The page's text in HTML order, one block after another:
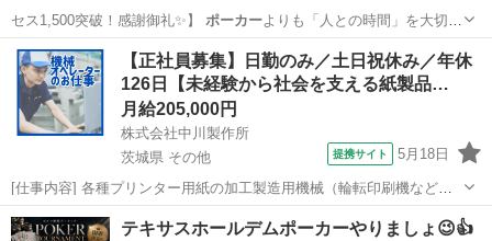
セス1,500突破！感謝御礼✨】 ポーカーよりも「人との時間」を大切に
する、初…
福島 福島市 福島駅 ゲーム/アプリ ポーカー
【正社員募集】日勤のみ／土日祝休み／年休
126日【未経験から社会を支える紙製品…
月給205,000円
株式会社中川製作所
茨城県 その他
提携サイト 5月18日
[仕事内容] 各種プリンター用紙の加工製造用機械（輪転印刷機など）
の 操作をお任せします。 ＜具体的には…＞ ・印刷機械やスリッター
機の操作、製品の製造 ・製品に応じた機械の設定・調整 （裁断・型
茨城 その他 工場
テキサスホールデムポーカーやりましょ😉👍